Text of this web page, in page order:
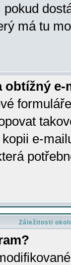
má tu
obtížný
e-
Záležitosti